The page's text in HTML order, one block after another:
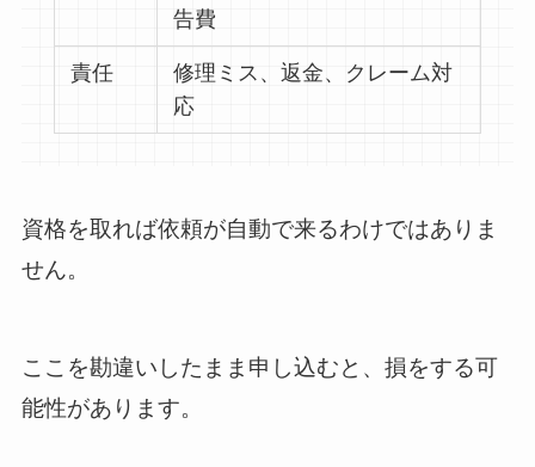
告費
責任
修理ミス、返金、クレーム対
応
資格を取れば依頼が自動で来るわけではありま
せん。
ここを勘違いしたまま申し込むと、損をする可
能性があります。